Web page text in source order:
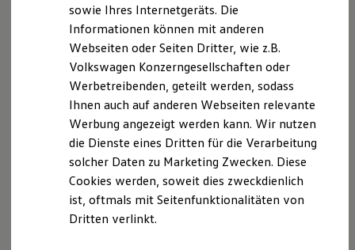
Werkbesichtigung
Lifestyle Shop
T-Roc Kollektion
Golf Kollektion
ID. Kollektion
Volkswagen Kollektion
R-Kollektion
GTI Kollektion
Fußball Drop
we drive football
#wedriveproud
Besitzer und Service
Software Updates
Service und Ersatzteile
uns im Zusammenhang mit Ihrem Besuch unserer
Webseite.
B. Verarbeitung Ihrer personenbezogenen Daten
Unsere Webseite bietet Ihnen verschiedene
Angebote, die wir Ihnen in Bezug auf dabei durch uns
verarbeitete personenbezogene Daten im Folgenden
näher erläutern möchten. Bei der Datenverarbeitung
im Zusammenhang mit unserer Webseite unterstützt
uns die Volkswagen Deutschland GmbH und Co. KG als
Auftragsverarbeiter. Die Volkswagen Deutschland
sowie Ihres Internetgeräts. Die
Informationen können mit anderen
Webseiten oder Seiten Dritter, wie z.B.
Volkswagen Konzerngesellschaften oder
Werbetreibenden, geteilt werden, sodass
Ihnen auch auf anderen Webseiten relevante
Werbung angezeigt werden kann. Wir nutzen
die Dienste eines Dritten für die Verarbeitung
solcher Daten zu Marketing Zwecken. Diese
Cookies werden, soweit dies zweckdienlich
ist, oftmals mit Seitenfunktionalitäten von
Dritten verlinkt.